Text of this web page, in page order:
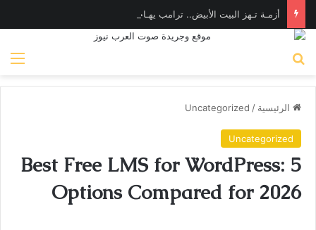
الرئيسية /
Uncategorized
Uncategorized
Best Free LMS for WordPress: 5
Options Compared for 2026